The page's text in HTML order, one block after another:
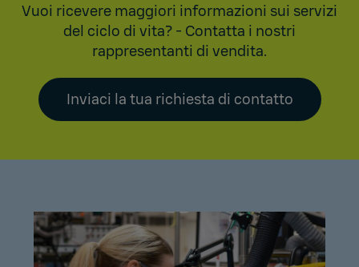
Vuoi ricevere maggiori informazioni sui servizi
del ciclo di vita? - Contatta i nostri
rappresentanti di vendita.
Inviaci la tua richiesta di contatto